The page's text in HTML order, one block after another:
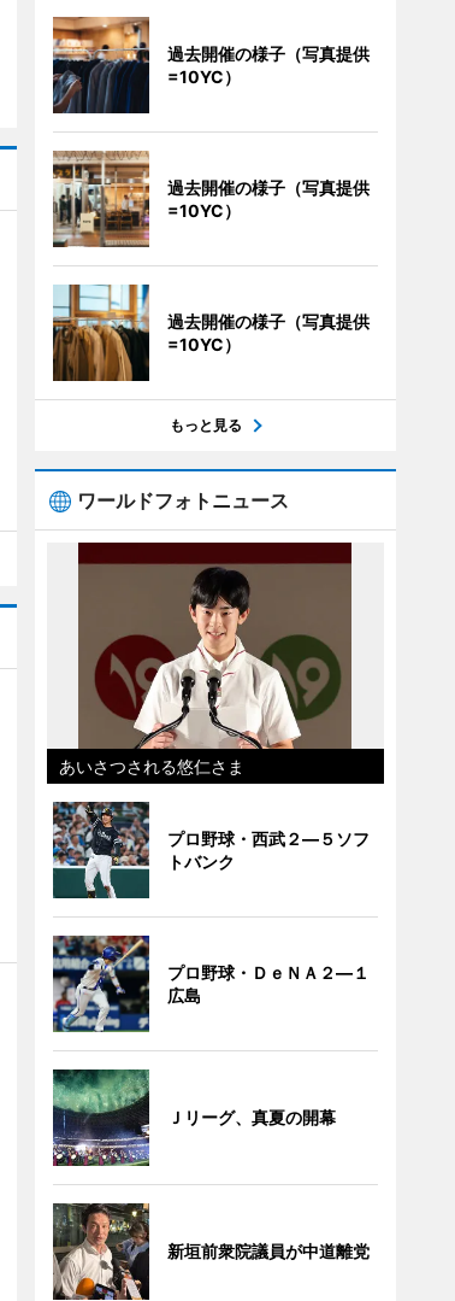
過去開催の様子（写真提供
=10YC）
過去開催の様子（写真提供
=10YC）
過去開催の様子（写真提供
=10YC）
もっと見る
ワールドフォトニュース
あいさつされる悠仁さま
プロ野球・西武２―５ソフ
トバンク
プロ野球・ＤｅＮＡ２―１
広島
Ｊリーグ、真夏の開幕
新垣前衆院議員が中道離党